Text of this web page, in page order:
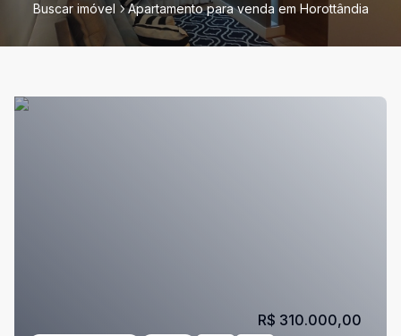
Buscar imóvel Apartamento para venda em Horottândia
R$ 310.000,00